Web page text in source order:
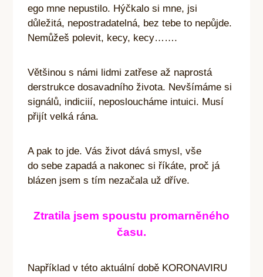
ego mne nepustilo. Hýčkalo si mne, jsi
důležitá, nepostradatelná, bez tebe to nepůjde.
Nemůžeš polevit, kecy, kecy…….
Většinou s námi lidmi zatřese až naprostá
derstrukce dosavadního života. Nevšímáme si
signálů, indiciií, neposloucháme intuici. Musí
přijít velká rána.
A pak to jde. Vás život dává smysl, vše
do sebe zapadá a nakonec si říkáte, proč já
blázen jsem s tím nezačala už dříve.
Ztratila jsem spoustu promarněného
času.
Například v této aktuální době KORONAVIRU